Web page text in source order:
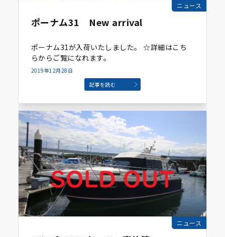
ニュース
ポーナム31 New arrival
ポーナム31が入荷いたしました。 ☆詳細はこち
らからご覧になれます。
2019年12月28日
記事を読む
ニュース